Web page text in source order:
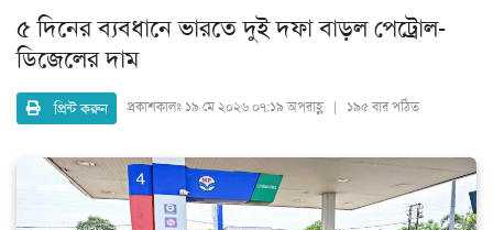
৫ দিনের ব্যবধানে ভারতে দুই দফা বাড়ল পেট্রোল-
ডিজেলের দাম
প্রিন্ট করুন প্রকাশকালঃ ১৯ মে ২০২৬ ০৭:১৯ অপরাহ্ণ | ১৯৫ বার পঠিত